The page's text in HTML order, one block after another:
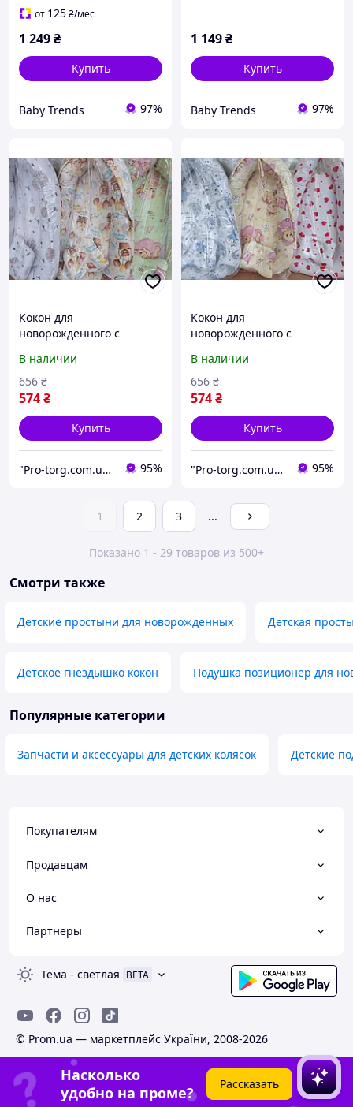
от 125₴/мес
1 249₴
Купить
Baby Trends 97%
1 149₴
Купить
Baby Trends 97%
Кокон для
новорожденного с
подушкой, позиционер
В наличии
574₴
656 ₴
Купить
"Pro-torg.com.ua" - интернет-магазин детских товаров и игрушек 95%
Кокон для
новорожденного с
подушкой, позиционер
В наличии
574₴
656 ₴
Купить
"Pro-torg.com.ua" - интернет-магазин детских товаров и игрушек 95%
1 2 3 ...
Показано 1 - 29 товаров из 500+
Смотри также
Детские простыни для новорожденных Детская
Детское гнездышко кокон Подушка позиционер для
Популярные категории
Запчасти и аксессуары для детских колясок Детские
Покупателям
Продавцам
О нас
Партнеры
Тема - светлая BETA
© Prom.ua — маркетплейс України, 2008-2026
Насколько
удобно на проме?
Рассказать